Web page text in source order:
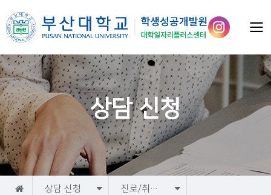
상담 신청
홈 상담 신청 진로/취업상담